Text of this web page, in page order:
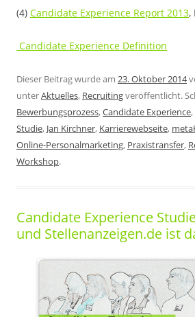
(4) Candidate Experience Report 2013,
Candidate Experience Definition
Dieser Beitrag wurde am 23. Oktober 2014
unterAktuelles, Recruitingveröffentlicht.
Bewerbungsprozess,Candidate Experience,
Studie, Jan Kirchner, Karrierewebseite,
Online-Personalmarketing, Praxistransfer,
Workshop.
Candidate Experience
und Stellenanzeigen.de ist